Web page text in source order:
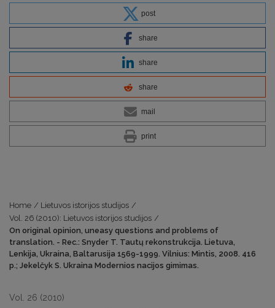
post
share
share
share
mail
print
Home / Lietuvos istorijos studijos /
Vol. 26 (2010): Lietuvos istorijos studijos /
On original opinion, uneasy questions and problems of
translation. - Rec.: Snyder T. Tautų rekonstrukcija. Lietuva,
Lenkija, Ukraina, Baltarusija 1569-1999. Vilnius: Mintis, 2008. 416
p.; Jekelčyk S. Ukraina Modernios nacijos gimimas.
Vol. 26 (2010)